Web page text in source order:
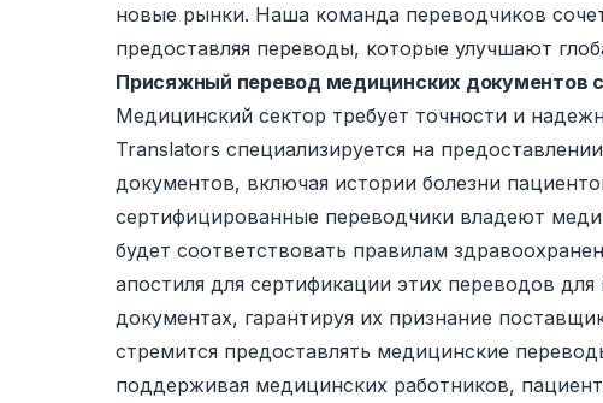
новые рынки. Наша команда переводчиков
предоставляя переводы, которые улучшают
Присяжный перевод медицинских документов с
Медицинский сектор требует точности и
Translators специализируется на
документов, включая истории болезни
сертифицированные переводчики владеют
будет соответствовать правилам
апостиля для сертификации этих переводов
документах, гарантируя их признание
стремится предоставлять медицинские
поддерживая медицинских работников,